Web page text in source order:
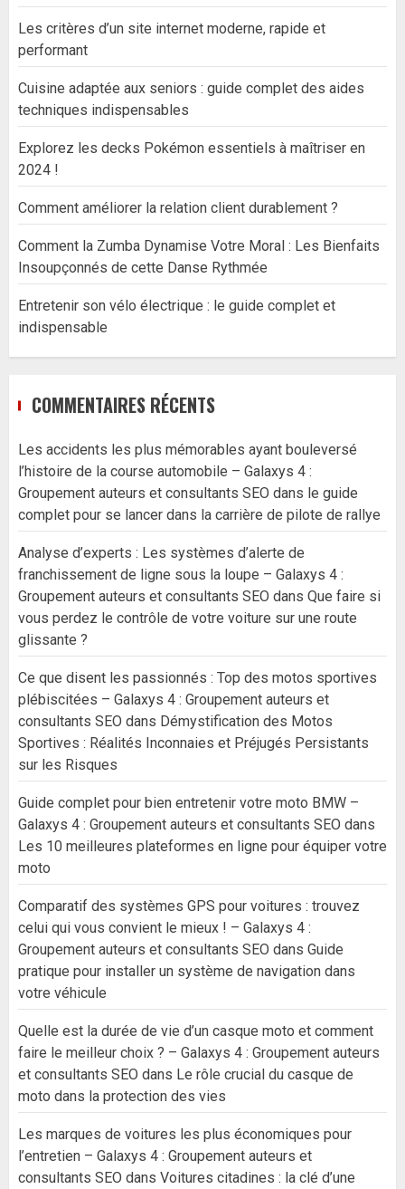
Les critères d’un site internet moderne, rapide et
performant
Cuisine adaptée aux seniors : guide complet des aides
techniques indispensables
Explorez les decks Pokémon essentiels à maîtriser en
2024 !
Comment améliorer la relation client durablement ?
Comment la Zumba Dynamise Votre Moral : Les Bienfaits
Insoupçonnés de cette Danse Rythmée
Entretenir son vélo électrique : le guide complet et
indispensable
COMMENTAIRES RÉCENTS
Les accidents les plus mémorables ayant bouleversé
l’histoire de la course automobile – Galaxys 4 :
Groupement auteurs et consultants SEO dans le guide
complet pour se lancer dans la carrière de pilote de rallye
Analyse d’experts : Les systèmes d’alerte de
franchissement de ligne sous la loupe – Galaxys 4 :
Groupement auteurs et consultants SEO dans Que faire si
vous perdez le contrôle de votre voiture sur une route
glissante ?
Ce que disent les passionnés : Top des motos sportives
plébiscitées – Galaxys 4 : Groupement auteurs et
consultants SEO dans Démystification des Motos
Sportives : Réalités Inconnaies et Préjugés Persistants
sur les Risques
Guide complet pour bien entretenir votre moto BMW –
Galaxys 4 : Groupement auteurs et consultants SEO dans
Les 10 meilleures plateformes en ligne pour équiper votre
moto
Comparatif des systèmes GPS pour voitures : trouvez
celui qui vous convient le mieux ! – Galaxys 4 :
Groupement auteurs et consultants SEO dans Guide
pratique pour installer un système de navigation dans
votre véhicule
Quelle est la durée de vie d’un casque moto et comment
faire le meilleur choix ? – Galaxys 4 : Groupement auteurs
et consultants SEO dans Le rôle crucial du casque de
moto dans la protection des vies
Les marques de voitures les plus économiques pour
l’entretien – Galaxys 4 : Groupement auteurs et
consultants SEO dans Voitures citadines : la clé d’une